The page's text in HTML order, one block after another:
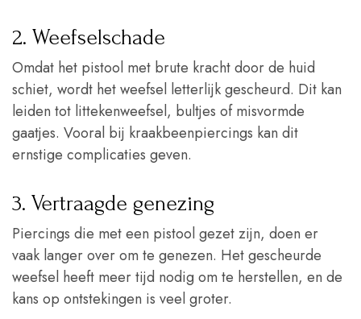
2. Weefselschade
Omdat het pistool met brute kracht door de huid
schiet, wordt het weefsel letterlijk gescheurd. Dit kan
leiden tot littekenweefsel, bultjes of misvormde
gaatjes. Vooral bij kraakbeenpiercings kan dit
ernstige complicaties geven.
3. Vertraagde genezing
Piercings die met een pistool gezet zijn, doen er
vaak langer over om te genezen. Het gescheurde
weefsel heeft meer tijd nodig om te herstellen, en de
kans op ontstekingen is veel groter.